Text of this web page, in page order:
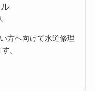
方へ向けて水道修理
。